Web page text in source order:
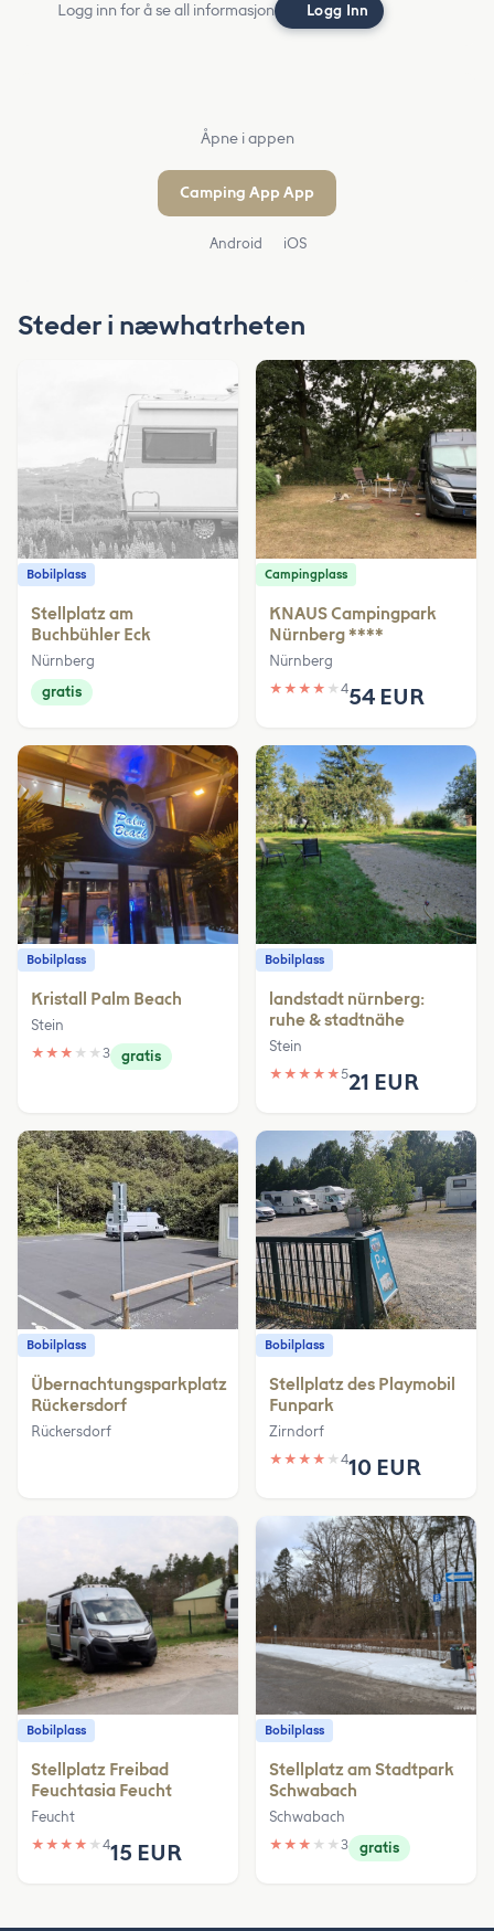
Logg inn for å se all informasjon Logg Inn
Åpne i appen
Camping App App
Android iOS
Steder i næwhatrheten
Bobilplass
Stellplatz am
Buchbühler Eck
Nürnberg
gratis
Campingplass
KNAUS Campingpark
Nürnberg ****
Nürnberg
★ ★ ★ ★ ★ 454 EUR
Bobilplass
Kristall Palm Beach
Stein
★ ★ ★ ★ ★ 3 gratis
Bobilplass
landstadt nürnberg:
ruhe & stadtnähe
Stein
★ ★ ★ ★ ★521 EUR
Bobilplass
Übernachtungsparkplatz
Rückersdorf
Rückersdorf
Bobilplass
Stellplatz des Playmobil
Funpark
Zirndorf
★ ★ ★ ★ ★ 410 EUR
Bobilplass
Stellplatz Freibad
Feuchtasia Feucht
Feucht
★ ★ ★ ★ ★ 415 EUR
Bobilplass
Stellplatz am Stadtpark
Schwabach
Schwabach
★ ★ ★ ★ ★ 3 gratis